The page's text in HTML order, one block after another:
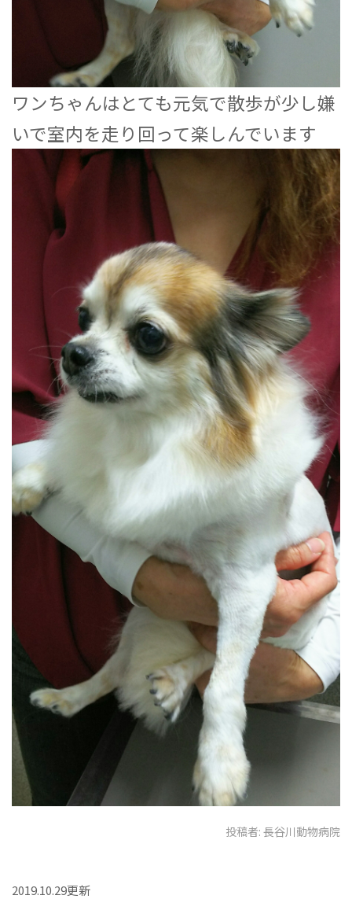
ワンちゃんはとても元気で散歩が少し嫌
いで室内を走り回って楽しんでいます
投稿者: 長谷川動物病院
2019.10.29更新